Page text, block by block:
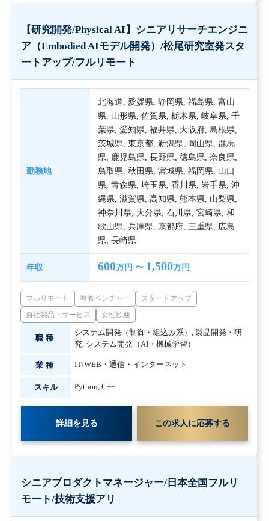
【研究開発/Physical AI】シニアリサーチエンジニ
ア（Embodied AIモデル開発）/松尾研究室発スタ
ートアップ/フルリモート
勤務地
北海道,愛媛県,静岡県,福島県,富山
県, 山形県,佐賀県,栃木県,岐阜県,千
葉県,愛知県,福井県, 大阪府,島根県,
茨城県,東京都, 新潟県, 岡山県,群馬
県, 鹿児島県,長野県,徳島県,奈良県,
鳥取県,秋田県,宮城県,福岡県, 山口
県,青森県,埼玉県,香川県,岩手県,沖
縄県,滋賀県,高知県,熊本県, 山梨県,
神奈川県, 大分県,石川県,宮崎県,和
歌山県,兵庫県,京都府,三重県, 広島
県,長崎県
年収 600万円 〜 1,500万円
フルリモート 有名ベンチャー
スタートアップ
自社製品・サービス
女性歓迎
職種
システム開発（制御・組込み系） , 製品開発・研
究, システム開発（AI・機械学習）
業種 IT/WEB・通信・インターネット
スキル Python, C++
詳細を見る この求人に応募する
シニアプロダクトマネージャー/日本全国フルリ
モート/技術支援アリ